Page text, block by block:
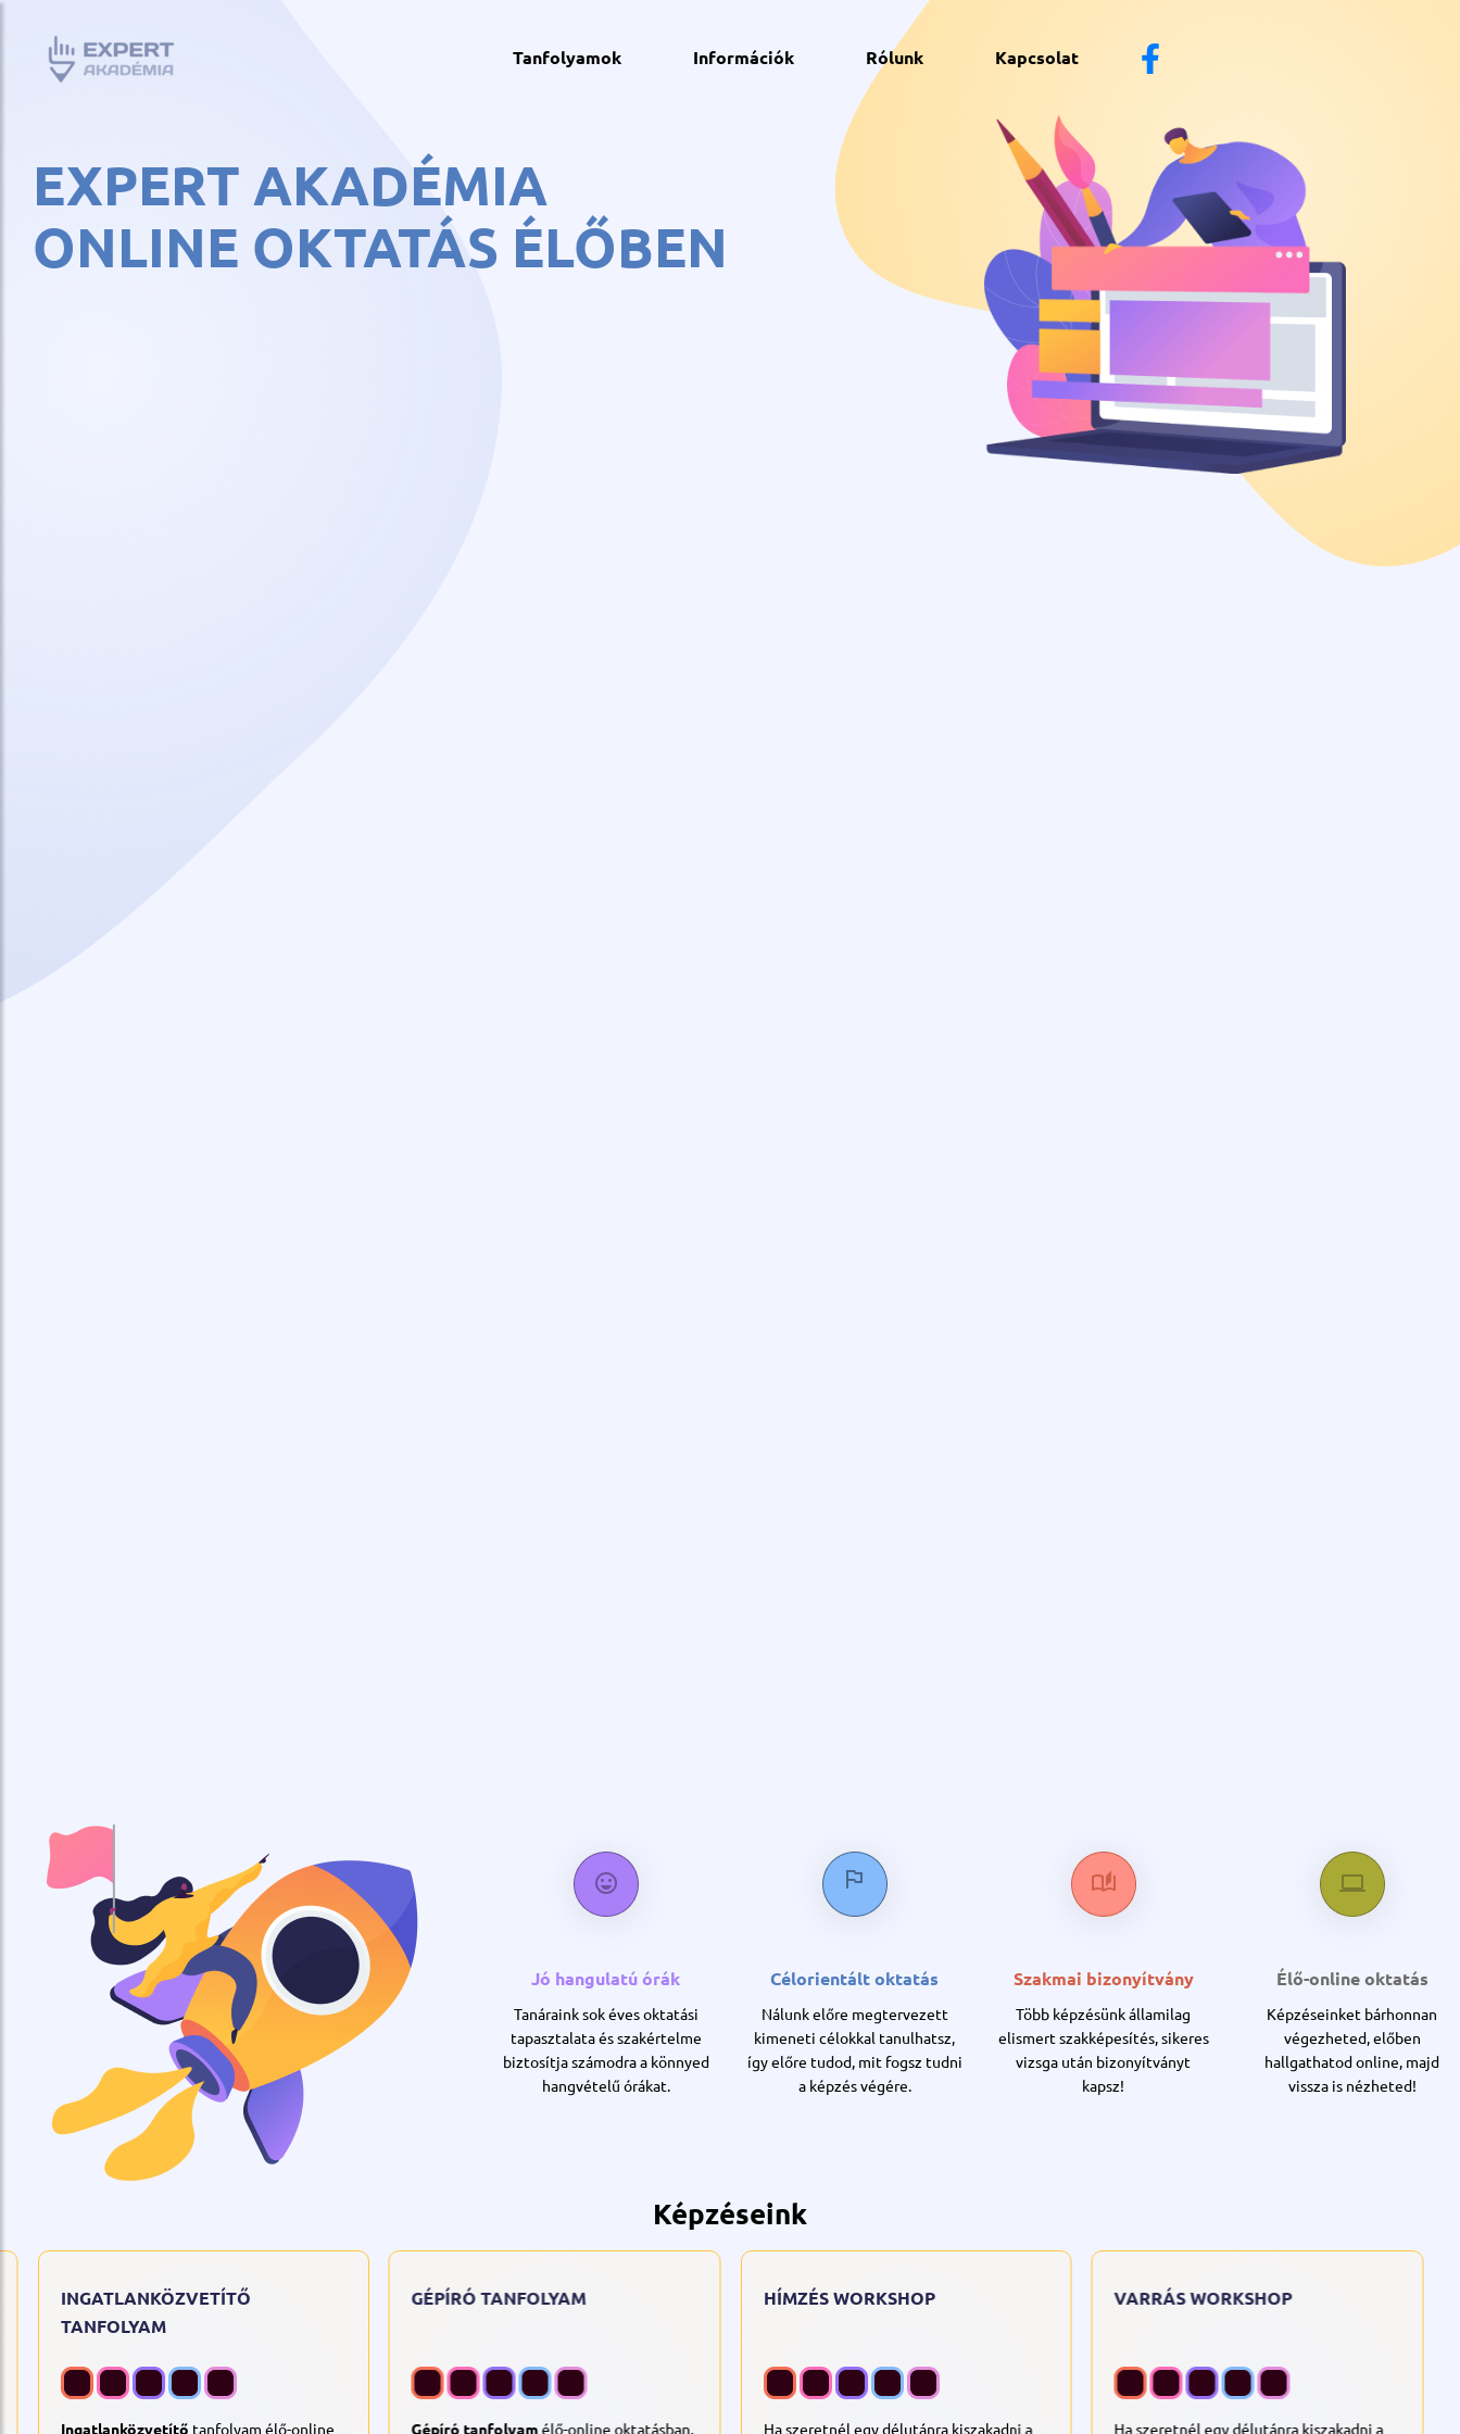
Tanfolyamok Információk Rólunk Kapcsolat
EXPERT AKADÉMIA
ONLINE OKTATÁS ÉLŐBEN
Jó hangulatú órák
Tanáraink sok éves oktatási
tapasztalata és szakértelme
biztosítja számodra a könnyed
hangvételű órákat.
Célorientált oktatás
Nálunk előre megtervezett
kimeneti célokkal tanulhatsz,
így előre tudod, mit fogsz tudni
a képzés végére.
Szakmai bizonyítvány
Több képzésünk államilag
elismert szakképesítés, sikeres
vizsga után bizonyítványt
kapsz!
Élő-online oktatás
Képzéseinket bárhonnan
végezheted, előben
hallgathatod online, majd
vissza is nézheted!
Képzéseink
SZÁMÍTÓGÉPES ADATRÖGZÍTŐ
TANFOLYAM
Az új Számítógépes adatrögzítő
INGATLANKÖZVETÍTŐ
Ingatlanközvetítőtanfolyam élő-online
GÉPÍRÓ TANFOLYAM
Gépíró tanfolyamélő-online oktatásban.
HÍMZÉS WORKSHOP
Ha szeretnél egy délutánra kiszakadni a